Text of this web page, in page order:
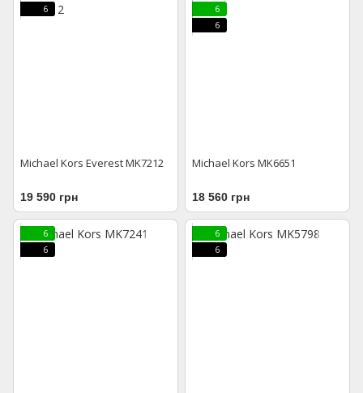
6
Michael Kors Everest MK7212
19 590 грн
6
6
Michael Kors MK6651
18 560 грн
6
6
6
6